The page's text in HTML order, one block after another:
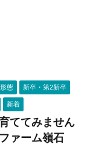
態 新卒・第2新卒
新着
ててみません
ァーム嶺石